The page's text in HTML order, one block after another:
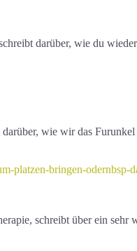
darüber, wie du
darüber, wie wir das
platzen-bringen-odernbsp-
schreibt über ein sehr